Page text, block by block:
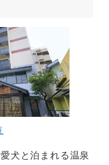
犬と泊まれる温泉